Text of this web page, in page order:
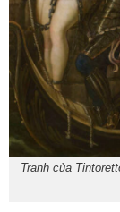
Tranh của